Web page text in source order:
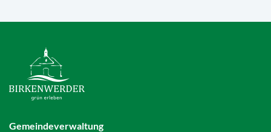
Gemeindeverwaltung